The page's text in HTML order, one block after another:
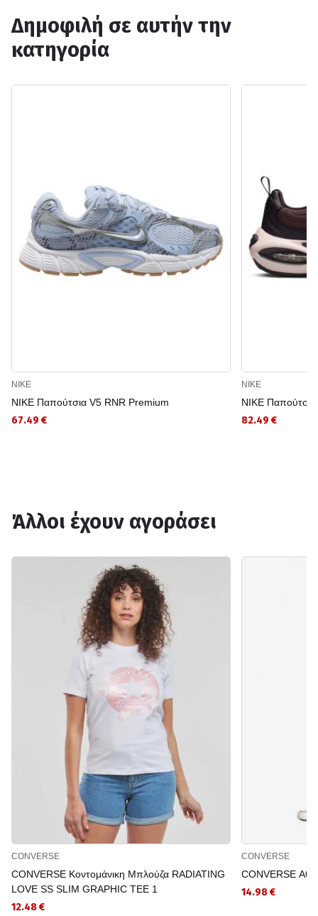
Δημοφιλή σε αυτήν την
κατηγορία
NIKE
NIKE Παπούτσια V5 RNR Premium
67.49 €
NIKE
NIKE
82.49 €
Άλλοι έχουν αγοράσει
CONVERSE
CONVERSE Κοντομάνικη Μπλούζα RADIATING
LOVE SS SLIM GRAPHIC TEE 1
12.48 €
CONVERSE
CONVERSE
14.98 €